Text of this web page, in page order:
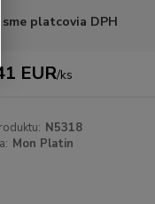
sme platcovia DPH
EUR/ks
N5318
Mon Platin